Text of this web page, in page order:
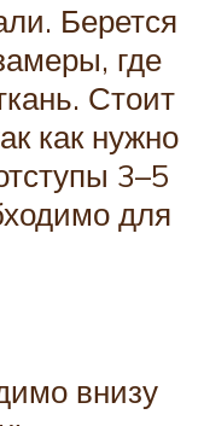
Берется
где
Стоит
как нужно
3–5
для
внизу